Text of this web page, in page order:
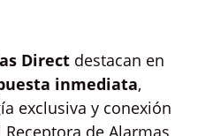
Direct destacan en
inmediata,
exclusiva y conexión
de Alarmas